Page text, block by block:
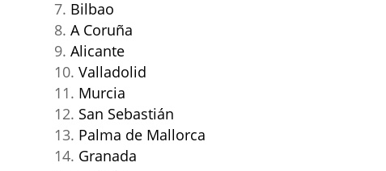
Bilbao
A Coruña
Alicante
Valladolid
Murcia
San Sebastián
Palma de Mallorca
Granada